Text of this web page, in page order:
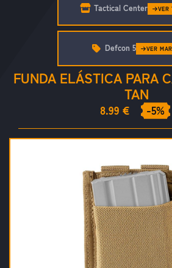
Tactical Center VER
FUNDA ELÁSTICA PARA
TAN
8.99 € -5%
Defcon 5 VER